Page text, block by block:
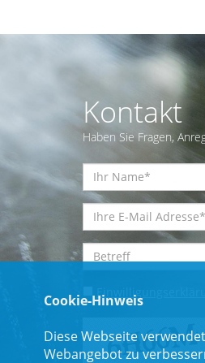
Kontakt
Haben Sie Fragen,
Cookie-Hinweis
Diese Webseite
Webangebot zu